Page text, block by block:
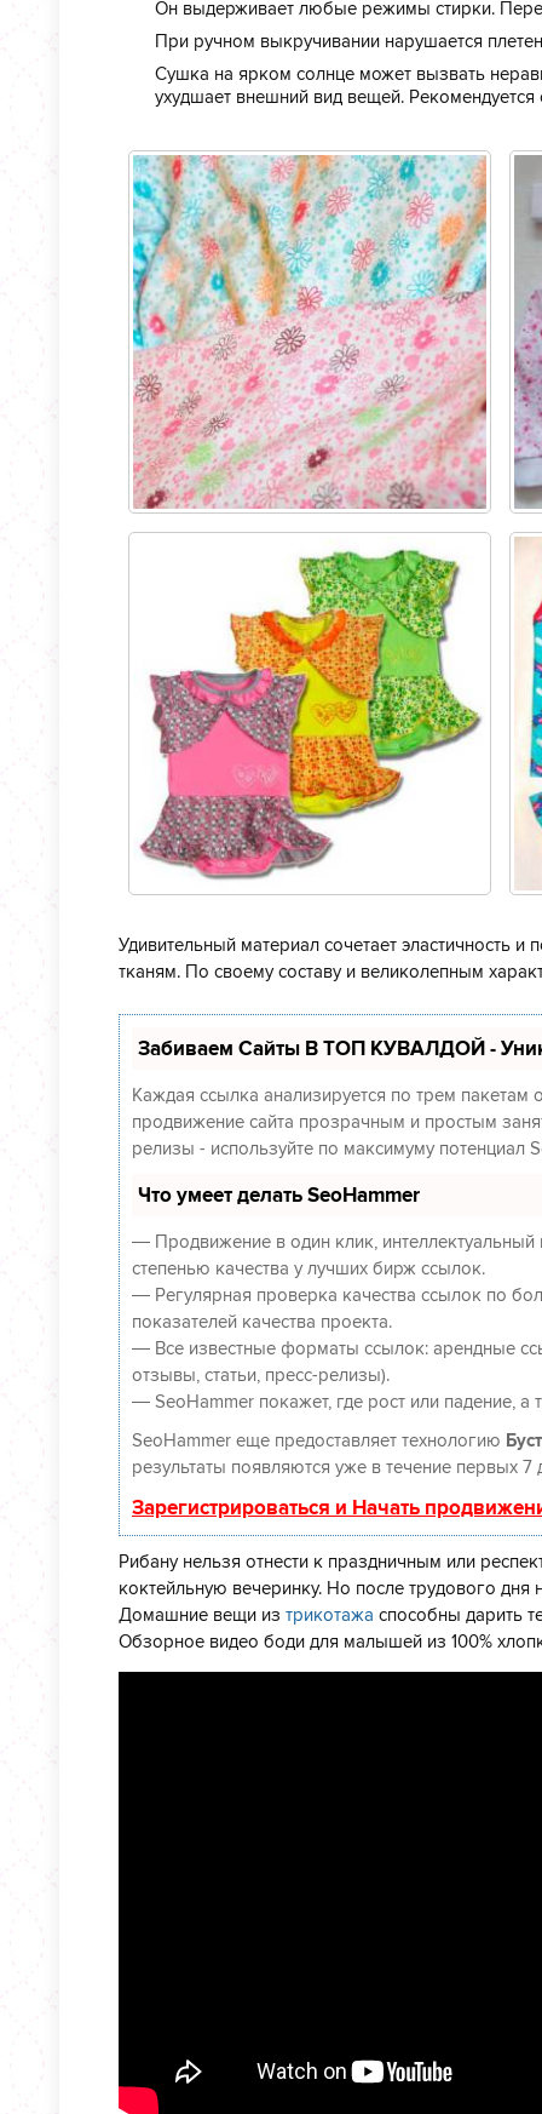
Он выдерживает любые режимы стирки.
При ручном выкручивании нарушается
Сушка на ярком солнце может вызвать
ухудшает внешний вид вещей.
Удивительный материал сочетает эластичность
тканям. По своему составу и великолепным
Забиваем Сайты В ТОП КУВАЛДОЙ -
Каждая ссылка анализируется по трем пакетам
продвижение сайта прозрачным и простым
релизы - используйте по максимуму потенциал
Что умеет делать SeoHammer
— Продвижение в один клик,
степенью качества у лучших бирж ссылок.
— Регулярная проверка качества ссылок по
показателей качества проекта.
— Все известные форматы ссылок: арендные
отзывы, статьи, пресс-релизы).
— SeoHammer покажет, где рост или падение,
SeoHammer еще предоставляет технологию Буст
результаты появляются уже в течение первых 7
Зарегистрироваться и Начать
Рибану нельзя отнести к праздничным или
коктейльную вечеринку. Но после трудового
Домашние вещи из трикотажа способны дарить
Обзорное видео боди для малышей из 100%